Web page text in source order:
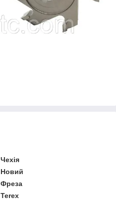
Чехія
Новий
Фреза
Terex